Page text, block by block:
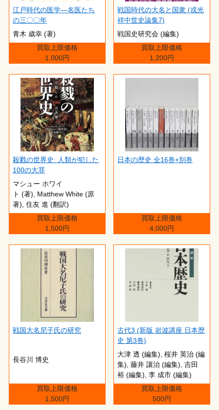
江戸時代の医学―名医たち
の三〇〇年
青木 歳幸 (著)
買取上限価格
1,000円
戦国時代の大名と国衆 (戎光
祥中世史論集7)
戦国史研究会 (編集)
買取上限価格
1,200円
殺戮の世界史: 人類が犯した
100の大罪
マシュー ホワイ
ト (著), Matthew White (原
著), 住友 進 (翻訳)
買取上限価格
1,500円
日本の歴史 全16巻+別巻
買取上限価格
4,000円
戦国大名尼子氏の研究
長谷川 博史
買取上限価格
1,500円
古代3 (新版 岩波講座 日本歴
史 第3巻)
大津 透 (編集), 桜井 英治 (編
集), 藤井 讓治 (編集), 吉田
裕 (編集), 李 成市 (編集)
買取上限価格
500円